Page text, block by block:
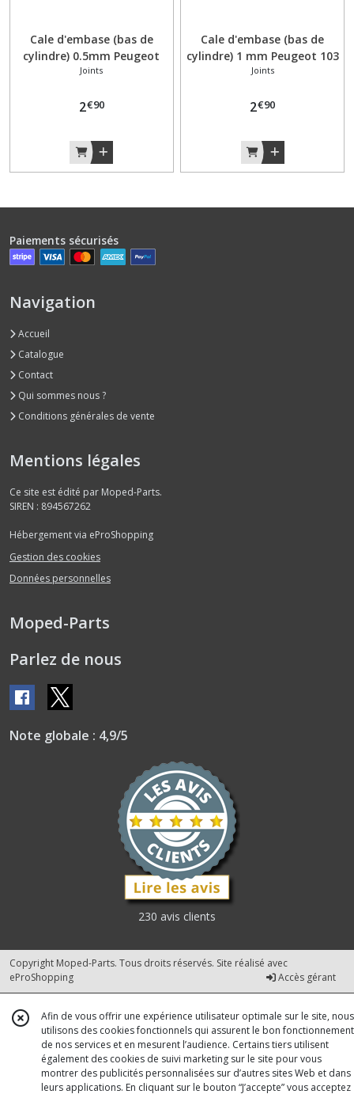
Cale d'embase (bas de
cylindre) 0.5mm Peugeot
103 SP / MVL / RCX / SPX /
Joints
2€90
Cale d'embase (bas de
cylindre) 1 mm Peugeot 103
SP / MVL / RCX / SPX / VOGUE
Joints
2€90
Paiements sécurisés
Navigation
Accueil
Catalogue
Contact
Qui sommes nous ?
Conditions générales de vente
Mentions légales
Ce site est édité par Moped-Parts.
SIREN : 894567262
Hébergement via eProShopping
Gestion des cookies
Données personnelles
Moped-Parts
Parlez de nous
Note globale : 4,9/5
230 avis clients
Copyright Moped-Parts. Tous droits réservés. Site réalisé avec
eProShopping
Accès gérant
Afin de vous offrir une expérience utilisateur optimale sur le site, nous
utilisons des cookies fonctionnels qui assurent le bon fonctionnement
de nos services et en mesurent l’audience. Certains tiers utilisent
également des cookies de suivi marketing sur le site pour vous
montrer des publicités personnalisées sur d’autres sites Web et dans
leurs applications. En cliquant sur le bouton “J’accepte” vous acceptez